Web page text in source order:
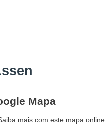
Mapa
mais com este mapa